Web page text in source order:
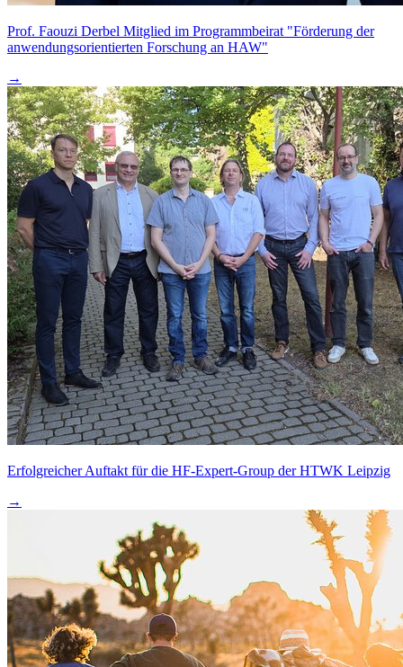
Prof. Faouzi Derbel Mitglied im Programmbeirat "Förderung der
anwendungsorientierten Forschung an HAW"
→
Erfolgreicher Auftakt für die HF-Expert-Group der HTWK Leipzig
→